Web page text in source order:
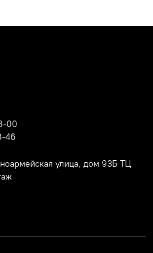
00
46
улица, дом 93Б ТЦ